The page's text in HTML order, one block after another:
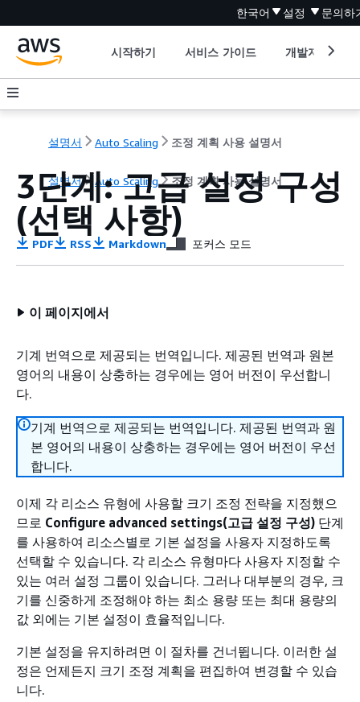
한국어 설정 문의하
시작하기 서비스 가이드 개발자 도구
설명서 Auto Scaling 조정 계획 사용 설명서
설명서 Auto Scaling 조정 계획 사용 설명서
3단계: 고급 설정 구성
(선택 사항)
PDF RSS Markdown 포커스 모드
이 페이지에서
기계 번역으로 제공되는 번역입니다. 제공된 번역과 원본
영어의 내용이 상충하는 경우에는 영어 버전이 우선합니
다.
기계 번역으로 제공되는 번역입니다. 제공된 번역과 원
본 영어의 내용이 상충하는 경우에는 영어 버전이 우선
합니다.
이제 각 리소스 유형에 사용할 크기 조정 전략을 지정했으
므로 Configure advanced settings(고급 설정 구성) 단계
를 사용하여 리소스별로 기본 설정을 사용자 지정하도록
선택할 수 있습니다. 각 리소스 유형마다 사용자 지정할 수
있는 여러 설정 그룹이 있습니다. 그러나 대부분의 경우, 크
기를 신중하게 조정해야 하는 최소 용량 또는 최대 용량의
값 외에는 기본 설정이 효율적입니다.
기본 설정을 유지하려면 이 절차를 건너뜁니다. 이러한 설
정은 언제든지 크기 조정 계획을 편집하여 변경할 수 있습
니다.